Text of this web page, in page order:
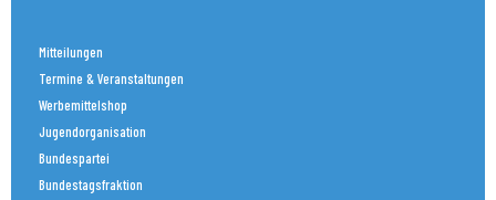
Mitteilungen
Termine & Veranstaltungen
Werbemittelshop
Jugendorganisation
Bundespartei
Bundestagsfraktion